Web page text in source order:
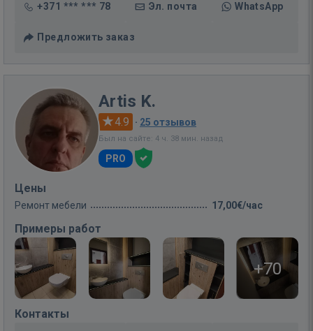
+371 *** *** 78 Эл. почта WhatsApp
Предложить заказ
Artis K.
4.9 · 25 отзывов
Был на сайте: 4 ч. 38 мин. назад
PRO
Цены
Ремонт мебели 17,00€/час
Примеры работ
+70
Контакты